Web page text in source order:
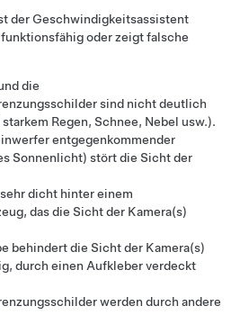
der Geschwindigkeitsassistent
oder zeigt falsche
die
sind nicht deutlich
Regen, Schnee, Nebel usw.).
entgegenkommender
Sonnenlicht) stört die Sicht der
dicht hinter einem
das die Sicht der Kamera(s)
behindert die Sicht der Kamera(s)
durch einen Aufkleber verdeckt
werden durch andere